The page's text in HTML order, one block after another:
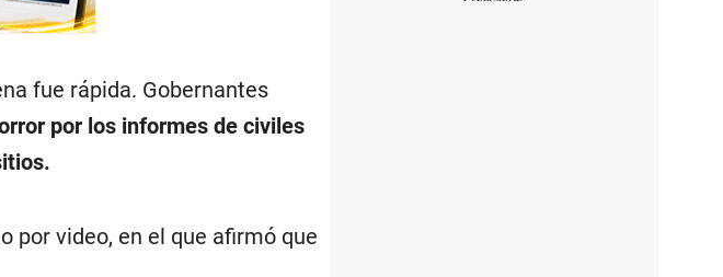
fue rápida. Gobernantes
por los informes de civiles
por video, en el que afirmó que